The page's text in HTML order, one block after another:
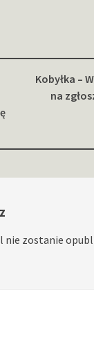
Kobyłka –
na
nie zostanie